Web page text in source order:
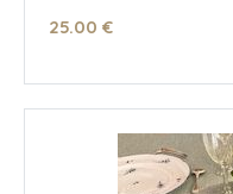
25.00 €